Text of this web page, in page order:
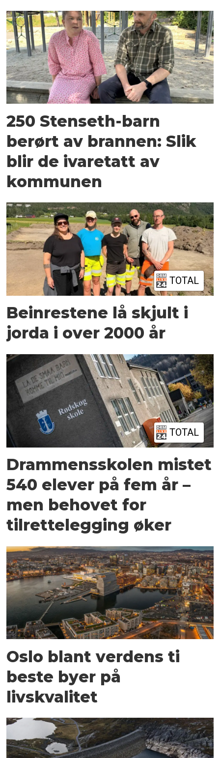
250 Stenseth-barn
berørt av brannen: Slik
blir de ivaretatt av
kommunen
TOTAL
Beinrestene lå skjult i
jorda i over 2000 år
TOTAL
Drammensskolen mistet
540 elever på fem år –
men behovet for
tilrettelegging øker
Oslo blant verdens ti
beste byer på
livskvalitet